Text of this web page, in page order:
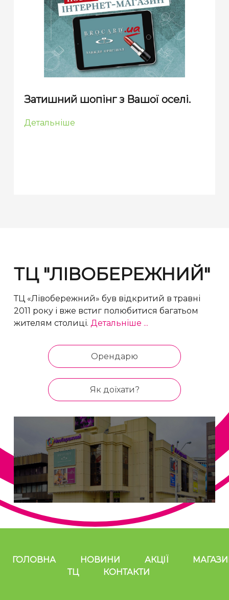
Затишний шопінг з Вашої оселі.
Детальніше
ТЦ "ЛІВОБЕРЕЖНИЙ"
ТЦ «Лівобережний» був відкритий в травні
2011 року і вже встиг полюбитися багатьом
жителям столиці. Детальніше ...
Орендарю
Як доїхати?
ГОЛОВНА НОВИНИ АКЦІЇ
ТЦ
КОНТАКТИ